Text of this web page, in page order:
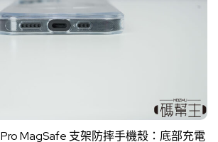
MagSafe 支架防摔手機殼：底部充電